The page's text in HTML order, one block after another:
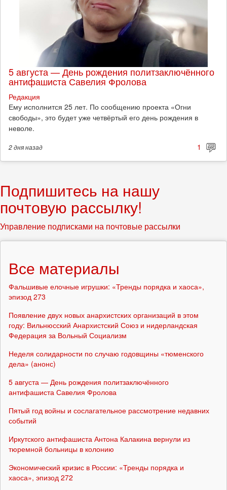
5 августа — День рождения политзаключённого
антифашиста Савелия Фролова
Редакция
Ему исполнится 25 лет. По сообщению проекта «Огни
свободы», это будет уже четвёртый его день рождения в
неволе.
2 дняназад 1
Подпишитесь на нашу
почтовую рассылку!
Управление подписками на почтовые рассылки
Все материалы
Фальшивые елочные игрушки: «Тренды порядка и хаоса»,
эпизод 273
Появление двух новых анархистских организаций в этом
году: Вильнюсский Анархистский Союз и нидерландская
Федерация за Вольный Социализм
Неделя солидарности по случаю годовщины «тюменского
дела» (анонс)
5 августа — День рождения политзаключённого
антифашиста Савелия Фролова
Пятый год войны и сослагательное рассмотрение недавних
событий
Иркутского антифашиста Антона Калакина вернули из
тюремной больницы в колонию
Экономический кризис в России: «Тренды порядка и
хаоса», эпизод 272